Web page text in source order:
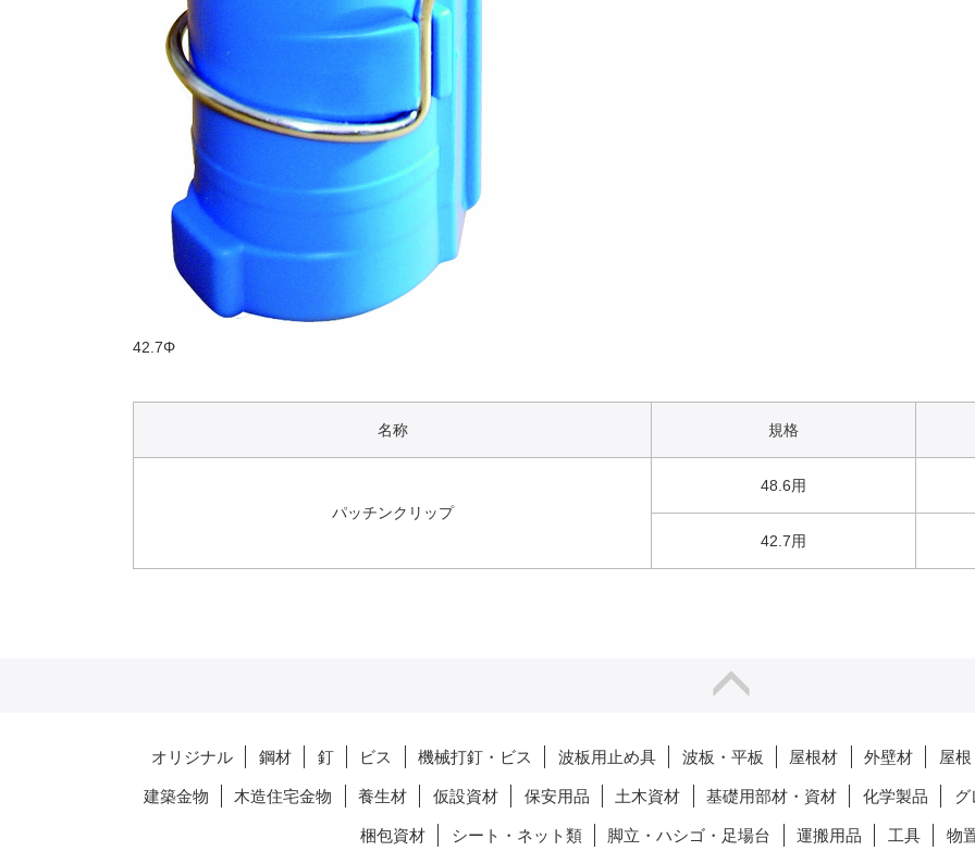
42.7Φ
名称 規格
パッチンクリップ
48.6用
42.7用
オリジナル 鋼材 釘 ビス 機械打釘・ビス 波板用止め具 波板・平板 屋根材 外壁材 屋
建築金物 木造住宅金物 養生材 仮設資材 保安用品 土木資材 基礎用部材・資材 化学製品 グ
梱包資材 シート・ネット類 脚立・ハシゴ・足場台 運搬用品 工具 物